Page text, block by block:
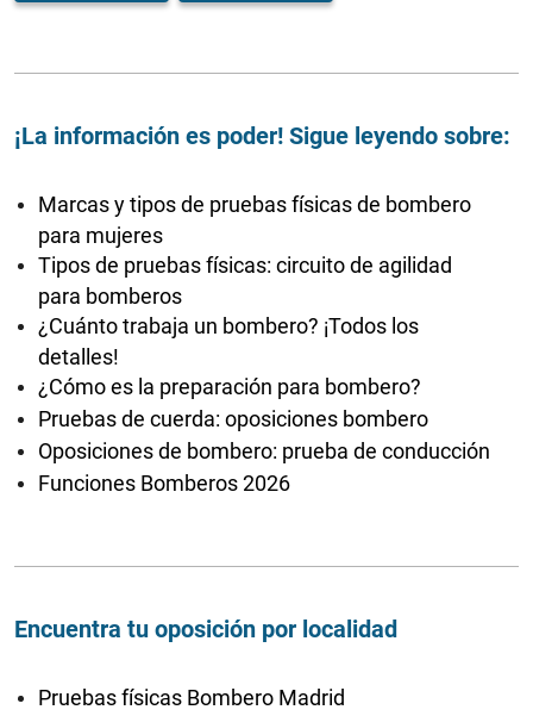
¡La información es poder! Sigue leyendo sobre:
Marcas y tipos de pruebas físicas de bombero
para mujeres
Tipos de pruebas físicas: circuito de agilidad
para bomberos
¿Cuánto trabaja un bombero? ¡Todos los
detalles!
¿Cómo es la preparación para bombero?
Pruebas de cuerda: oposiciones bombero
Oposiciones de bombero: prueba de conducción
Funciones Bomberos 2026
Encuentra tu oposición por localidad
Pruebas físicas Bombero Madrid